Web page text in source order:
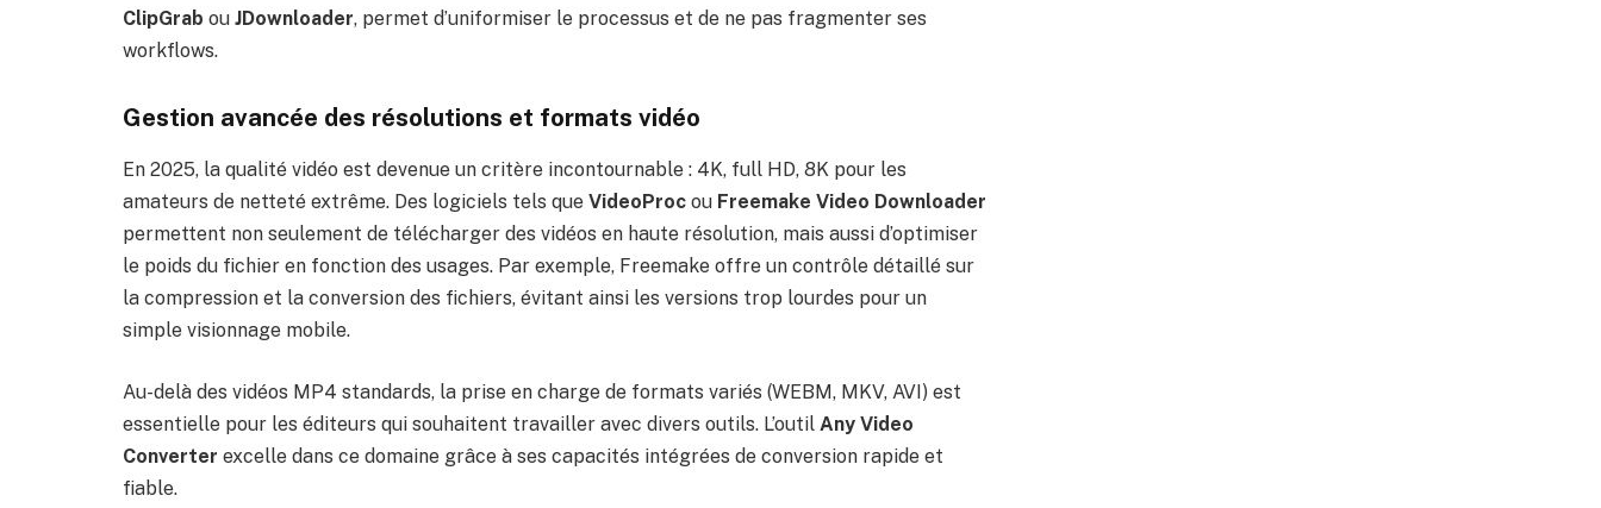
ClipGrab ou JDownloader, permet d’uniformiser le processus et de ne pas fragmenter ses
workflows.
Gestion avancée des résolutions et formats vidéo
En 2025, la qualité vidéo est devenue un critère incontournable : 4K, full HD, 8K pour les
amateurs de netteté extrême. Des logiciels tels que VideoProc ou Freemake Video Downloader
permettent non seulement de télécharger des vidéos en haute résolution, mais aussi d’optimiser
le poids du fichier en fonction des usages. Par exemple, Freemake offre un contrôle détaillé sur
la compression et la conversion des fichiers, évitant ainsi les versions trop lourdes pour un
simple visionnage mobile.
Au-delà des vidéos MP4 standards, la prise en charge de formats variés (WEBM, MKV, AVI) est
essentielle pour les éditeurs qui souhaitent travailler avec divers outils. L’outil Any Video
Converter excelle dans ce domaine grâce à ses capacités intégrées de conversion rapide et
fiable.